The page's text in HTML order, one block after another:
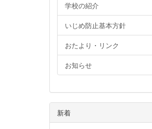
学校の紹介
いじめ防止基本方針
おたより・リンク
お知らせ
新着